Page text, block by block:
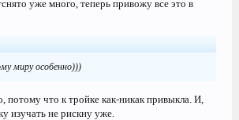
уже много, теперь привожу все это в
миру особенно)))
потому что к тройке как-никак привыкла. И,
изучать не рискну уже.